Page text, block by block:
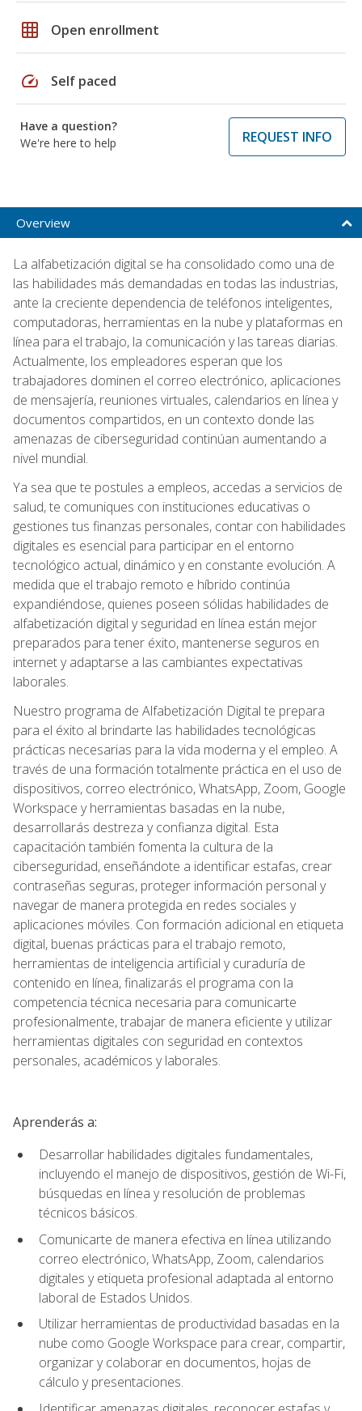
grid_on Open enrollment
speed Self paced
Have a question?
We're here to help
REQUEST INFO
Overview
La alfabetización digital se ha consolidado como una de
las habilidades más demandadas en todas las industrias,
ante la creciente dependencia de teléfonos inteligentes,
computadoras, herramientas en la nube y plataformas en
línea para el trabajo, la comunicación y las tareas diarias.
Actualmente, los empleadores esperan que los
trabajadores dominen el correo electrónico, aplicaciones
de mensajería, reuniones virtuales, calendarios en línea y
documentos compartidos, en un contexto donde las
amenazas de ciberseguridad continúan aumentando a
nivel mundial.
Ya sea que te postules a empleos, accedas a servicios de
salud, te comuniques con instituciones educativas o
gestiones tus finanzas personales, contar con habilidades
digitales es esencial para participar en el entorno
tecnológico actual, dinámico y en constante evolución. A
medida que el trabajo remoto e híbrido continúa
expandiéndose, quienes poseen sólidas habilidades de
alfabetización digital y seguridad en línea están mejor
preparados para tener éxito, mantenerse seguros en
internet y adaptarse a las cambiantes expectativas
laborales.
Nuestro programa de Alfabetización Digital te prepara
para el éxito al brindarte las habilidades tecnológicas
prácticas necesarias para la vida moderna y el empleo. A
través de una formación totalmente práctica en el uso de
dispositivos, correo electrónico, WhatsApp, Zoom, Google
Workspace y herramientas basadas en la nube,
desarrollarás destreza y confianza digital. Esta
capacitación también fomenta la cultura de la
ciberseguridad, enseñándote a identificar estafas, crear
contraseñas seguras, proteger información personal y
navegar de manera protegida en redes sociales y
aplicaciones móviles. Con formación adicional en etiqueta
digital, buenas prácticas para el trabajo remoto,
herramientas de inteligencia artificial y curaduría de
contenido en línea, finalizarás el programa con la
competencia técnica necesaria para comunicarte
profesionalmente, trabajar de manera eficiente y utilizar
herramientas digitales con seguridad en contextos
personales, académicos y laborales.
Aprenderás a:
Desarrollar habilidades digitales fundamentales,
incluyendo el manejo de dispositivos, gestión de Wi-Fi,
búsquedas en línea y resolución de problemas
técnicos básicos.
Comunicarte de manera efectiva en línea utilizando
correo electrónico, WhatsApp, Zoom, calendarios
digitales y etiqueta profesional adaptada al entorno
laboral de Estados Unidos.
Utilizar herramientas de productividad basadas en la
nube como Google Workspace para crear, compartir,
organizar y colaborar en documentos, hojas de
cálculo y presentaciones.